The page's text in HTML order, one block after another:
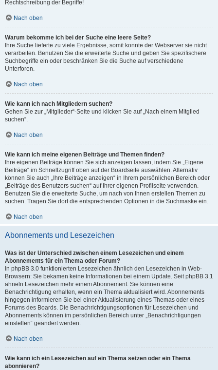
Rechtschreibung der Begriffe!
Nach oben
Warum bekomme ich bei der Suche eine leere Seite?
Ihre Suche lieferte zu viele Ergebnisse, somit konnte der Webserver sie nicht
verarbeiten. Benutzen Sie die erweiterte Suche und geben Sie spezifischere
Suchbegriffe ein oder beschränken Sie die Suche auf verschiedene
Unterforen.
Nach oben
Wie kann ich nach Mitgliedern suchen?
Gehen Sie zur „Mitglieder“-Seite und klicken Sie auf „Nach einem Mitglied
suchen“.
Nach oben
Wie kann ich meine eigenen Beiträge und Themen finden?
Ihre eigenen Beiträge können Sie sich anzeigen lassen, indem Sie „Eigene
Beiträge“ im Schnellzugriff oben auf der Boardseite auswählen. Alternativ
können Sie auch „Ihre Beiträge anzeigen“ in Ihrem persönlichen Bereich oder
„Beiträge des Benutzers suchen“ auf Ihrer eigenen Profilseite verwenden.
Benutzen Sie die erweiterte Suche, um nach von Ihnen erstellen Themen zu
suchen. Tragen Sie dort die entsprechenden Optionen in die Suchmaske ein.
Nach oben
Abonnements und Lesezeichen
Was ist der Unterschied zwischen einem Lesezeichen und einem
Abonnements für ein Thema oder Forum?
In phpBB 3.0 funktionierten Lesezeichen ähnlich den Lesezeichen in Web-
Browsern: Sie bekamen keine Informationen bei einem Update. Seit phpBB 3.1
ähneln Lesezeichen mehr einem Abonnement: Sie können eine
Benachrichtigung erhalten, wenn ein Thema aktualisiert wird. Abonnements
hingegen informieren Sie bei einer Aktualisierung eines Themas oder eines
Forums des Boards. Die Benachrichtigungsoptionen für Lesezeichen und
Abonnements können im persönlichen Bereich unter „Benachrichtigungen
einstellen“ geändert werden.
Nach oben
Wie kann ich ein Lesezeichen auf ein Thema setzen oder ein Thema
abonnieren?